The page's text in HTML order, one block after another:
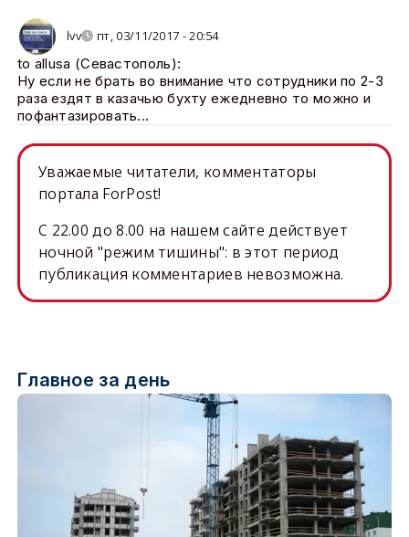
lvv пт, 03/11/2017 - 20:54
to allusa (Севастополь):
Ну если не брать во внимание что сотрудники по 2-3
раза ездят в казачью бухту ежедневно то можно и
пофантазировать...
Уважаемые читатели, комментаторы
портала ForPost!
C 22.00 до 8.00 на нашем сайте действует
ночной "режим тишины": в этот период
публикация комментариев невозможна.
Главное за день